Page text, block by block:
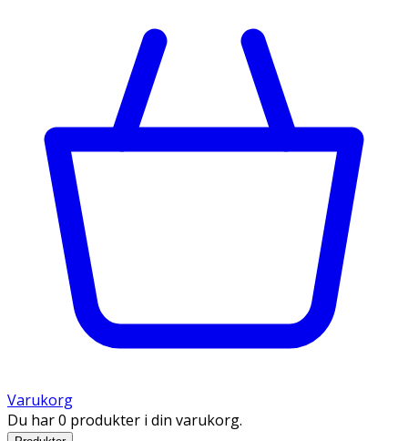
Varukorg
Du har 0 produkter i din varukorg.